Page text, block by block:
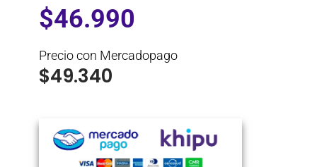
$46.990
Precio con Mercadopago
$49.340